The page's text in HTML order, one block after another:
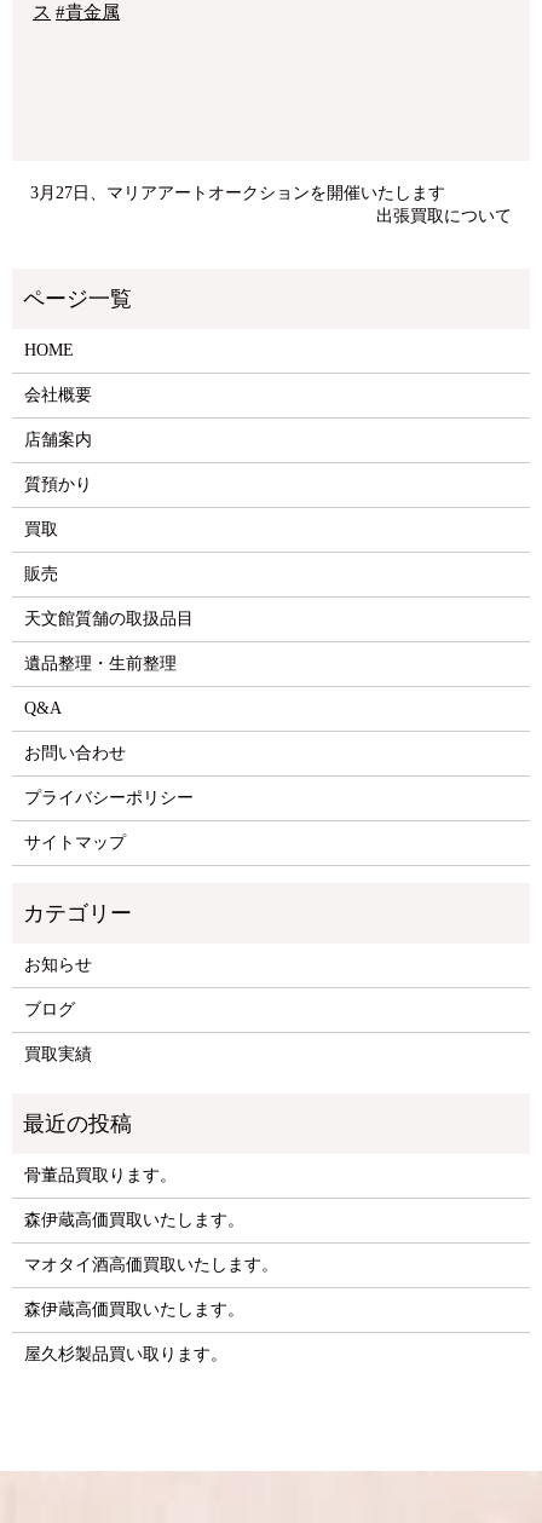
ス #貴金属
3月27日、マリアアートオークションを開催いたします
出張買取について
HOME
会社概要
店舗案内
質預かり
買取
販売
天文館質舗の取扱品目
遺品整理・生前整理
Q&A
お問い合わせ
プライバシーポリシー
サイトマップ
お知らせ
ブログ
買取実績
骨董品買取ります。
森伊蔵高価買取いたします。
マオタイ酒高価買取いたします。
森伊蔵高価買取いたします。
屋久杉製品買い取ります。